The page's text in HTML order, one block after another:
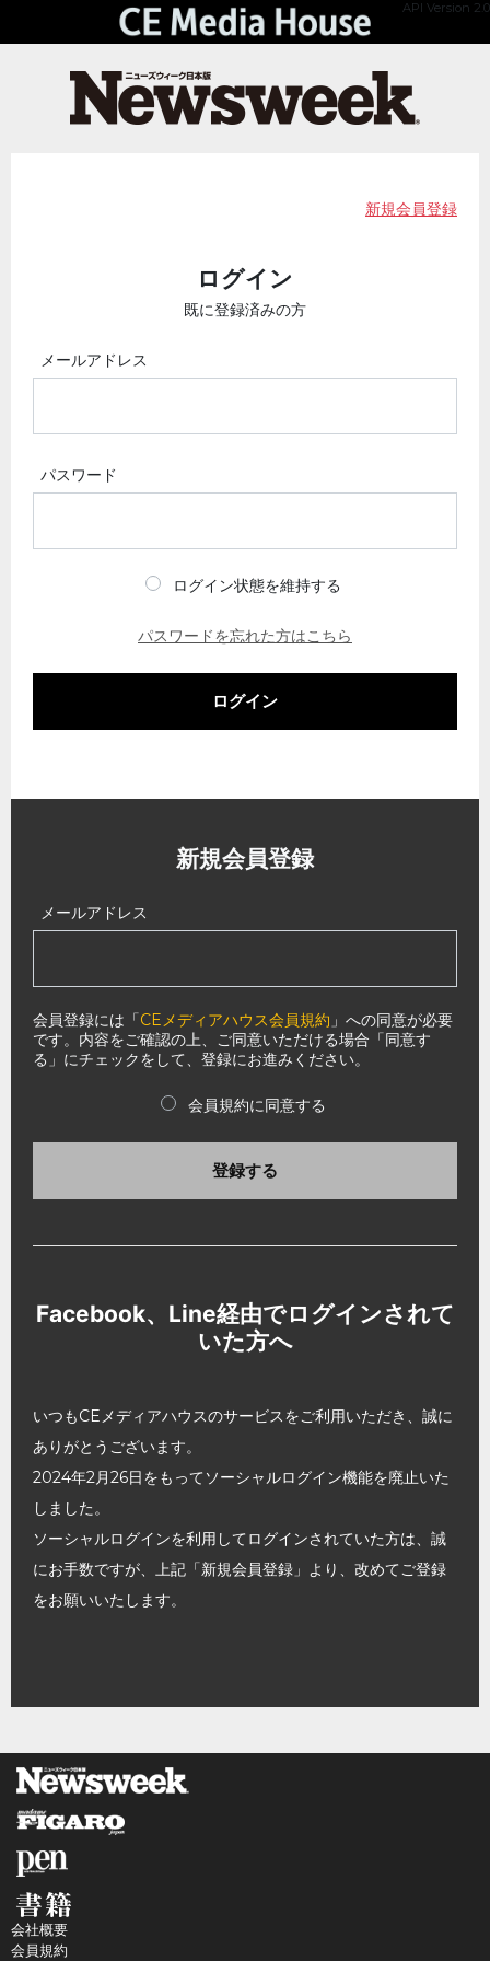
API Version 2.0
新規会員登録
ログイン
既に登録済みの方
メールアドレス
パスワード
ログイン状態を維持する
パスワードを忘れた方はこちら
ログイン
新規会員登録
メールアドレス
会員登録には「CEメディアハウス会員規約 」への同意が必要
です。内容をご確認の上、ご同意いただける場合「同意す
る」にチェックをして、登録にお進みください。
会員規約に同意する
登録する
Facebook、Line経由でログインされて
いた方へ
いつもCEメディアハウスのサービスをご利用いただき、誠に
ありがとうございます。
2024年2月26日をもってソーシャルログイン機能を廃止いた
しました。
ソーシャルログインを利用してログインされていた方は、誠
にお手数ですが、上記「新規会員登録」より、改めてご登録
をお願いいたします。
会社概要
会員規約